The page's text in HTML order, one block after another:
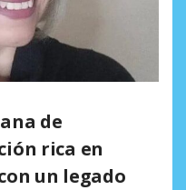
de
rica en
un legado